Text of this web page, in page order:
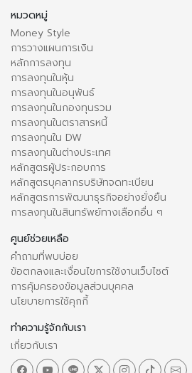
หมวดหมู่
Money Style
การวางแผนการเงิน
หลักการลงทุน
การลงทุนในหุ้น
การลงทุนในอนุพันธ์
การลงทุนในกองทุนรวม
การลงทุนในตราสารหนี้
การลงทุนใน DW
การลงทุนในต่างประเทศ
หลักสูตรผู้ประกอบการ
หลักสูตรบุคลากรบริษัทจดทะเบียน
หลักสูตรการพัฒนาธุรกิจอย่างยั่งยืน
การลงทุนในสินทรัพย์ทางเลือกอื่น ๆ
ศูนย์ช่วยเหลือ
คำถามที่พบบ่อย
ข้อตกลงและเงื่อนไขการใช้งานเว็บไซต์
การคุ้มครองข้อมูลส่วนบุคคล
นโยบายการใช้คุกกี้
ทำความรู้จักกับเรา
เกี่ยวกับเรา